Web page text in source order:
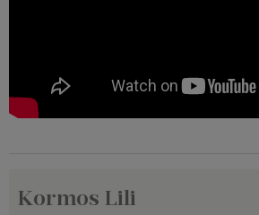
Kormos Lili